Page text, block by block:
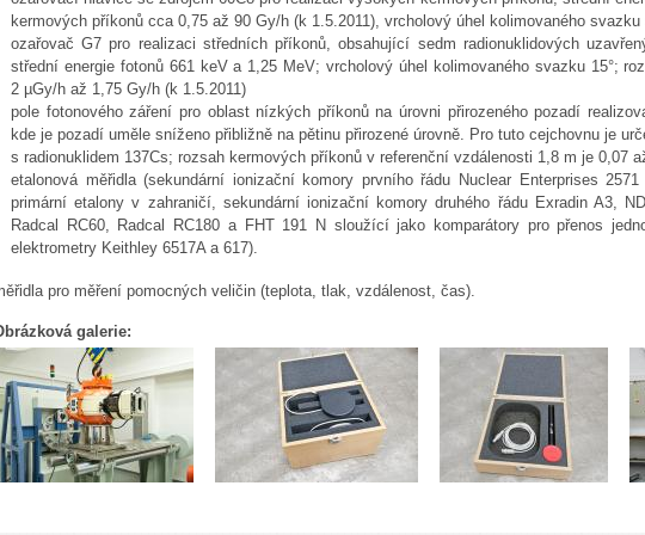
kermových příkonů cca 0,75 až 90 Gy/h (k 1.5.2011), vrcholový úhel kolimovaného svazku
ozařovač G7 pro realizaci středních příkonů, obsahující sedm radionuklidových
střední energie fotonů 661 keV a 1,25 MeV; vrcholový úhel kolimovaného svazku 15°;
2 µGy/h až 1,75 Gy/h (k 1.5.2011)
pole fotonového záření pro oblast nízkých příkonů na úrovni přirozeného pozadí
kde je pozadí uměle sníženo přibližně na pětinu přirozené úrovně. Pro tuto cejchovnu je
s radionuklidem 137Cs; rozsah kermových příkonů v referenční vzdálenosti 1,8 m je 0,07
etalonová měřidla (sekundární ionizační komory prvního řádu Nuclear Enterprises
primární etalony v zahraničí, sekundární ionizační komory druhého řádu Exradin A3,
Radcal RC60, Radcal RC180 a FHT 191 N sloužící jako komparátory pro přenos
elektrometry Keithley 6517A a 617).
pro měření pomocných veličin (teplota, tlak, vzdálenost, čas).
galerie: